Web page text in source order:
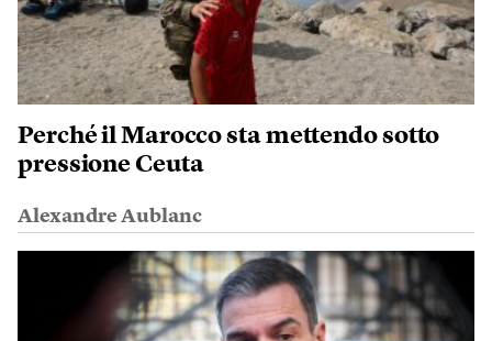
Perché il Marocco sta mettendo sotto
pressione Ceuta
Alexandre Aublanc